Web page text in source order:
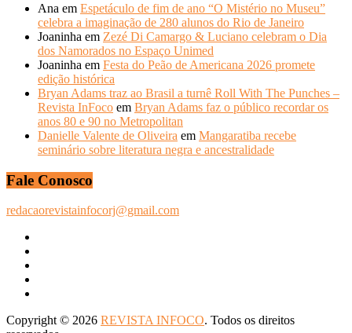
Ana em Espetáculo de fim de ano “O Mistério no Museu”
celebra a imaginação de 280 alunos do Rio de Janeiro
Joaninha em Zezé Di Camargo & Luciano celebram o Dia
dos Namorados no Espaço Unimed
Joaninha em Festa do Peão de Americana 2026 promete
edição histórica
Bryan Adams traz ao Brasil a turnê Roll With The Punches –
Revista InFoco em Bryan Adams faz o público recordar os
anos 80 e 90 no Metropolitan
Danielle Valente de Oliveira em Mangaratiba recebe
seminário sobre literatura negra e ancestralidade
Fale Conosco
redacaorevistainfocorj@gmail.com
Copyright © 2026 REVISTA INFOCO. Todos os direitos